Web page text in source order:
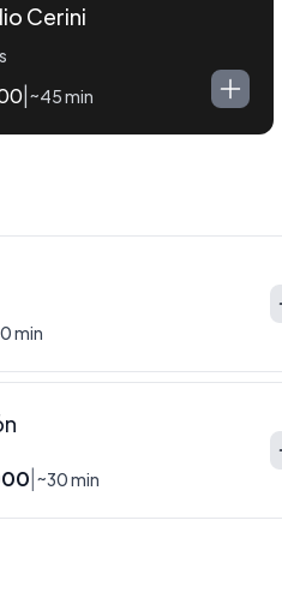
Cerini
~45 min
min
~30 min